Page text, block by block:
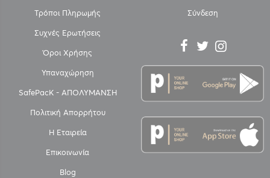
Τρόποι Πληρωμής
Συχνές Ερωτήσεις
Όροι Χρήσης
Υπαναχώρηση
SafePacK - ΑΠΟΛΥΜΑΝΣΗ
Πολιτική Απορρήτου
Η Εταιρεία
Επικοινωνία
Blog
Σύνδεση